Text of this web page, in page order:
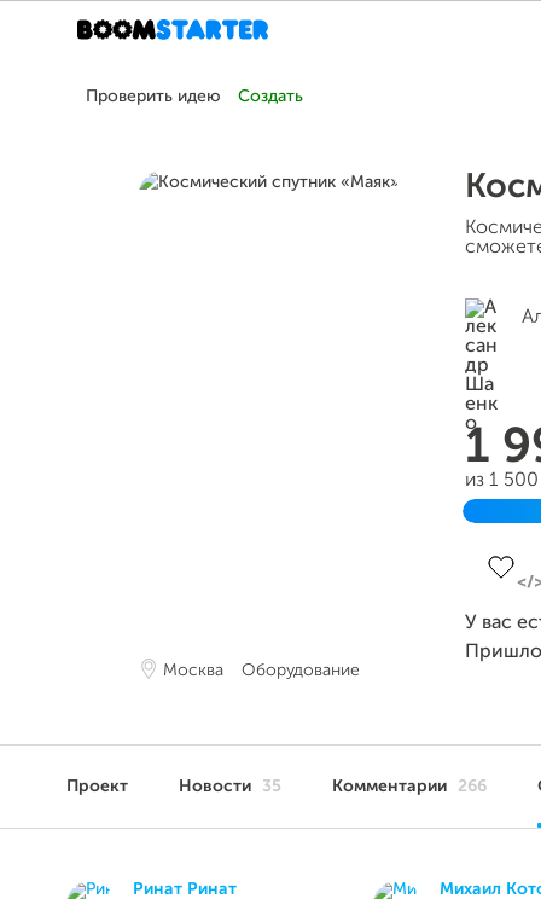
Проверить идею Создать
Москва Оборудование
сможете
1
из 1
У вас
Проект Новости 35 Комментарии 266
Ринат Ринат
Михаил